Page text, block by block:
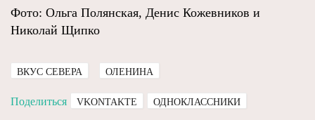
Фото: Ольга Полянская, Денис Кожевников и
Николай Щипко
ВКУС СЕВЕРА ОЛЕНИНА
Поделиться VKONTAKTE ОДНОКЛАССНИКИ